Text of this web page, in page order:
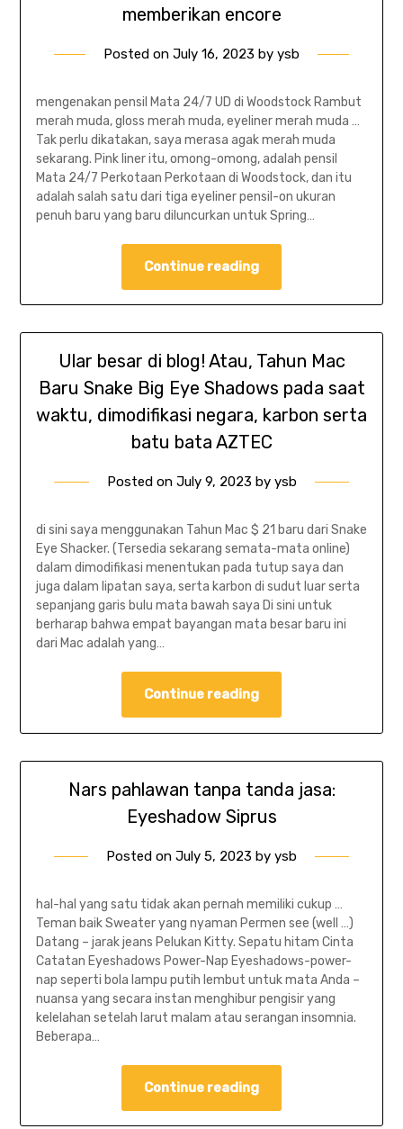
memberikan encore
Posted on July 16, 2023 by ysb
mengenakan pensil Mata 24/7 UD di Woodstock Rambut
merah muda, gloss merah muda, eyeliner merah muda …
Tak perlu dikatakan, saya merasa agak merah muda
sekarang. Pink liner itu, omong-omong, adalah pensil
Mata 24/7 Perkotaan Perkotaan di Woodstock, dan itu
adalah salah satu dari tiga eyeliner pensil-on ukuran
penuh baru yang baru diluncurkan untuk Spring…
Continue reading
Ular besar di blog! Atau, Tahun Mac
Baru Snake Big Eye Shadows pada saat
waktu, dimodifikasi negara, karbon serta
batu bata AZTEC
Posted on July 9, 2023 by ysb
di sini saya menggunakan Tahun Mac $ 21 baru dari Snake
Eye Shacker. (Tersedia sekarang semata-mata online)
dalam dimodifikasi menentukan pada tutup saya dan
juga dalam lipatan saya, serta karbon di sudut luar serta
sepanjang garis bulu mata bawah saya Di sini untuk
berharap bahwa empat bayangan mata besar baru ini
dari Mac adalah yang…
Continue reading
Nars pahlawan tanpa tanda jasa:
Eyeshadow Siprus
Posted on July 5, 2023 by ysb
hal-hal yang satu tidak akan pernah memiliki cukup …
Teman baik Sweater yang nyaman Permen see (well …)
Datang – jarak jeans Pelukan Kitty. Sepatu hitam Cinta
Catatan Eyeshadows Power-Nap Eyeshadows-power-
nap seperti bola lampu putih lembut untuk mata Anda –
nuansa yang secara instan menghibur pengisir yang
kelelahan setelah larut malam atau serangan insomnia.
Beberapa…
Continue reading